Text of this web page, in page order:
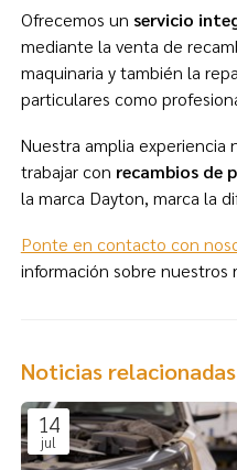
Ofrecemos un servicio
mediante la venta de
maquinaria y también la
particulares como
Nuestra amplia experiencia
trabajar con recambios de
la marca Dayton, marca la
Ponte en contacto con
información sobre nuestros
Noticias relacionadas
14
jul